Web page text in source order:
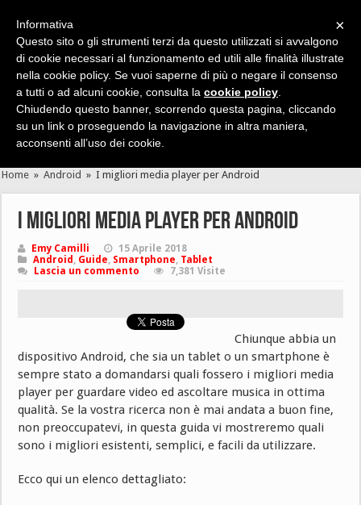
Cerca velocemente news, recensioni, guide, app, giochi ...
Home » Android » I migliori media player per Android
I migliori media player per Android
Emy Camilli
15 Aprile 2018
Android , Guide, Smartphone, Tablet
Lascia un commento
7,381 Visite
Chiunque abbia un
dispositivo Android, che sia un tablet o un smartphone è
sempre stato a domandarsi quali fossero i migliori media
player per guardare video ed ascoltare musica in ottima
qualità. Se la vostra ricerca non è mai andata a buon fine,
non preoccupatevi, in questa guida vi mostreremo quali
sono i migliori esistenti, semplici, e facili da utilizzare.
Ecco qui un elenco dettagliato:
×
Informativa
Questo sito o gli strumenti terzi da questo utilizzati si avvalgono
di cookie necessari al funzionamento ed utili alle finalità illustrate
nella cookie policy. Se vuoi saperne di più o negare il consenso
a tutti o ad alcuni cookie, consulta la cookie policy
Chiudendo questo banner, scorrendo questa pagina, cliccando
su un link o proseguendo la navigazione in altra maniera,
acconsenti all’uso dei cookie.